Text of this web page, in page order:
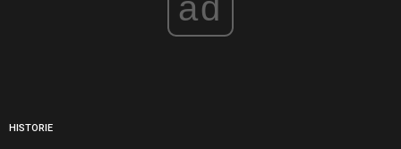
ad
HISTORIE